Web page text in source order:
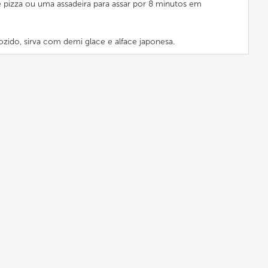
ou uma assadeira para assar por 8 minutos em
sirva com demi glace e alface japonesa.